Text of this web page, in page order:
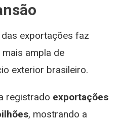
exportações faz
ampla de
exterior brasileiro.
registrado exportações
, mostrando a